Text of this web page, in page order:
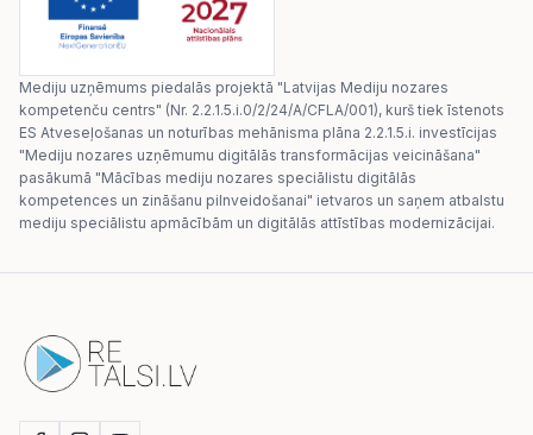
Mediju uzņēmums piedalās projektā "Latvijas Mediju nozares
kompetenču centrs" (Nr. 2.2.1.5.i.0/2/24/A/CFLA/001), kurš tiek īstenots
ES Atveseļošanas un noturības mehānisma plāna 2.2.1.5.i. investīcijas
"Mediju nozares uzņēmumu digitālās transformācijas veicināšana"
pasākumā "Mācības mediju nozares speciālistu digitālās
kompetences un zināšanu pilnveidošanai" ietvaros un saņem atbalstu
mediju speciālistu apmācībām un digitālās attīstības modernizācijai.